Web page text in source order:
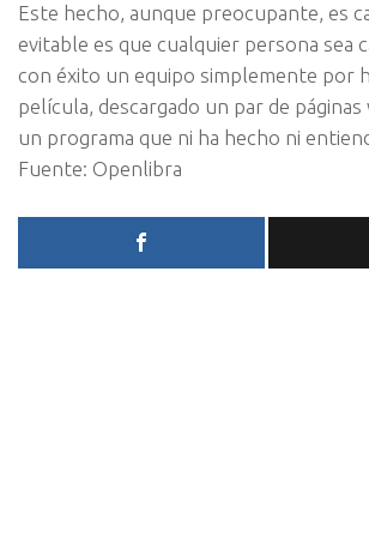
Este hecho, aunque preocupante, es
evitable es que cualquier persona sea
con éxito un equipo simplemente por
película, descargado un par de
un programa que ni ha hecho ni
Fuente: Openlibra